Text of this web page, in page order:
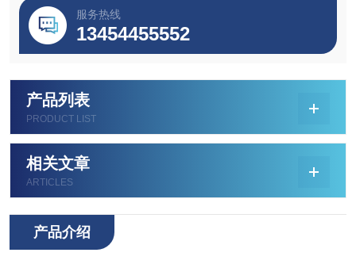
服务热线
13454455552
产品列表
PRODUCT LIST
相关文章
ARTICLES
产品介绍